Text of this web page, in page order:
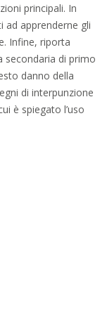
principali. In
apprenderne gli
Infine, riporta
secondaria di primo
danno della
di interpunzione
è spiegato l’uso